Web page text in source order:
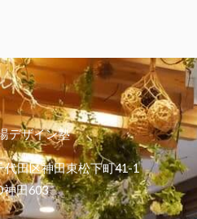
デザイン塾
代田区神田東松下町41-1
神田603